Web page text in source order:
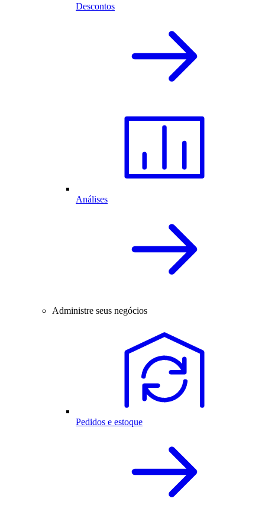
Descontos
Análises
Administre seus negócios
Pedidos e estoque